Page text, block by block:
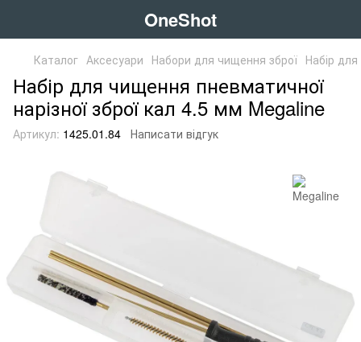
OneShot
Каталог Аксесуари Набори для чищення зброї Набір
Набір для чищення пневматичної
нарізної зброї кал 4.5 мм Megaline
Артикул: 1425.01.84 Написати відгук